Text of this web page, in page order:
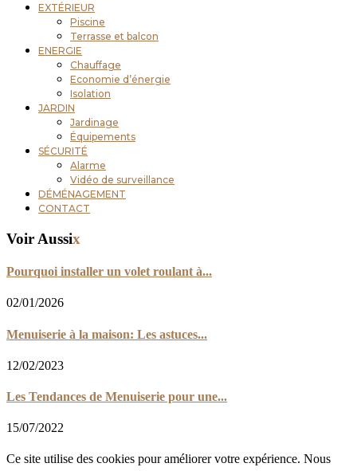
EXTÉRIEUR
Piscine
Terrasse et balcon
ENERGIE
Chauffage
Economie d’énergie
Isolation
JARDIN
Jardinage
Équipements
SÉCURITÉ
Alarme
Vidéo de surveillance
DÉMÉNAGEMENT
CONTACT
Voir Aussix
Pourquoi installer un volet roulant à...
02/01/2026
Menuiserie à la maison: Les astuces...
12/02/2023
Les Tendances de Menuiserie pour une...
15/07/2022
Ce site utilise des cookies pour améliorer votre expérience. Nous